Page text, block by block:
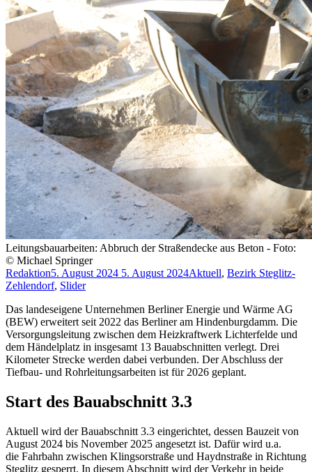
Leitungsbauarbeiten: Abbruch der Straßendecke aus Beton - Foto:
© Michael Springer
Redaktion5. August 2024 5. August 2024Aktuell, Bezirk Steglitz-
Zehlendorf, Slider
Das landeseigene Unternehmen Berliner Energie und Wärme AG
(BEW) erweitert seit 2022 das Berliner am Hindenburgdamm. Die
Versorgungsleitung zwischen dem Heizkraftwerk Lichterfelde und
dem Händelplatz in insgesamt 13 Bauabschnitten verlegt. Drei
Kilometer Strecke werden dabei verbunden. Der Abschluss der
Tiefbau- und Rohrleitungsarbeiten ist für 2026 geplant.
Start des Bauabschnitt 3.3
Aktuell wird der Bauabschnitt 3.3 eingerichtet, dessen Bauzeit von
August 2024 bis November 2025 angesetzt ist. Dafür wird u.a.
die Fahrbahn zwischen Klingsorstraße und Haydnstraße in Richtung
Steglitz gesperrt. In diesem Abschnitt wird der Verkehr in beide